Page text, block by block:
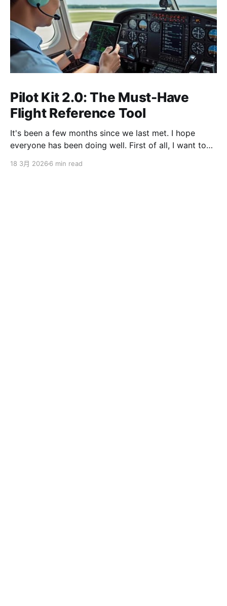
Pilot Kit 2.0: The Must-Have
Flight Reference Tool
It's been a few months since we last met. I hope
everyone has been doing well. First of all, I want to
ServBay 2.0 I promised you before the New Year has
18 3月 2026 6 min read